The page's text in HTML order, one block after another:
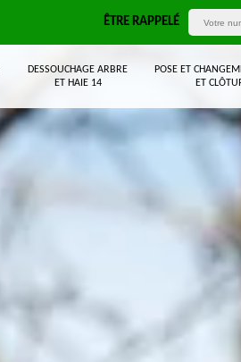
ÊTRE RAPPELÉ
DESSOUCHAGE ARBRE
ET HAIE 14
POSE ET
ET